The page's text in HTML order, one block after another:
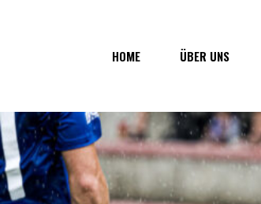
HOME ÜBER UNS
Über uns
Vorstand
Junkerau